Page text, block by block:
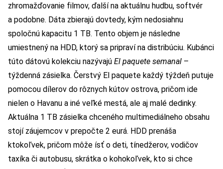
zhromažďovanie filmov, ďalší na aktuálnu hudbu, softvér
a podobne. Dáta zbierajú dovtedy, kým nedosiahnu
spoločnú kapacitu 1 TB. Tento objem je následne
umiestnený na HDD, ktorý sa pripraví na distribúciu. Kubánci
túto dátovú kolekciu nazývajú El paquete semanal –
týždenná zásielka. Čerstvý El paquete každý týždeň putuje
pomocou dílerov do rôznych kútov ostrova, pričom ide
nielen o Havanu a iné veľké mestá, ale aj malé dedinky.
Aktuálna 1 TB zásielka chceného multimediálneho obsahu
stojí záujemcov v prepočte 2 eurá. HDD prenáša
ktokoľvek, pričom môže ísť o deti, tínedžerov, vodičov
taxíka či autobusu, skrátka o kohokoľvek, kto si chce